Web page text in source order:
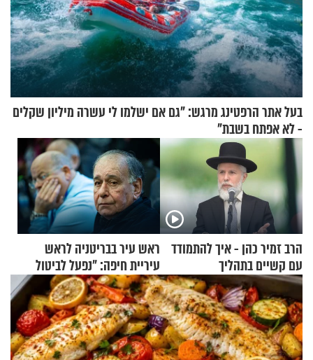
בעל אתר הרפטינג מרגש: "גם אם ישלמו לי עשרה מיליון שקלים
- לא אפתח בשבת"
הרב זמיר כהן - איך להתמודד
עם קשיים בתהליך
ההתחזקות?
ראש עיר בבריטניה לראש
עיריית חיפה: ״נפעל לביטול
ברית הערים התאומות״